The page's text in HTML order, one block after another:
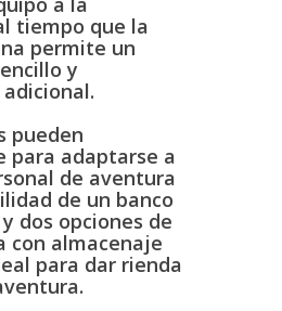
tiempo que la
permite un
y
pueden
para adaptarse a
de aventura
de un banco
dos opciones de
con almacenaje
para dar rienda